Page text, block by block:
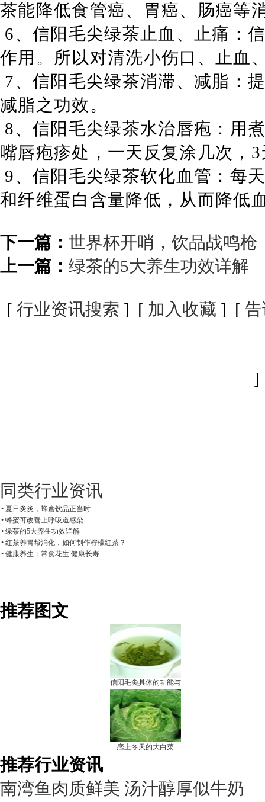
茶能降低食管癌、胃癌、肠癌等
6、信阳毛尖绿茶止血、止痛：
作用。所以对清洗小伤口、止血
7、信阳毛尖绿茶消滞、减脂：
减脂之功效。
8、信阳毛尖绿茶水治唇疱：用
嘴唇疱疹处，一天反复涂几次， 3
9、信阳毛尖绿茶软化血管：每
和纤维蛋白含量降低，从而降低
下一篇： 世界杯开哨，饮品战鸣枪
上一篇： 绿茶的5大养生功效详解
[ 行业资讯搜索 ] [ 加入收藏 ] [
同类行业资讯
• 夏日炎炎，蜂蜜饮品正当时
• 蜂蜜可改善上呼吸道感染
• 绿茶的5大养生功效详解
• 红茶养胃帮消化，如何制作柠檬红茶？
• 健康养生：常食花生 健康长寿
推荐图文
信阳毛尖具体的功能与
恋上冬天的大白菜
推荐行业资讯
南湾鱼肉质鲜美 汤汁醇厚似牛奶